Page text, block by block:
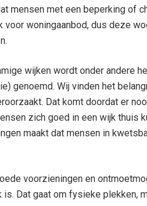
mensen met een beperking of
woningaanbod, dus deze
wijken wordt onder andere
genoemd. Wij vinden het
Dat komt doordat er
zich goed in een wijk thuis
maakt dat mensen in
voorzieningen en
Dat gaat om fysieke plekken,